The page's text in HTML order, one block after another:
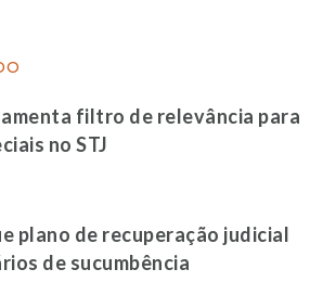
filtro de relevância para
no STJ
plano de recuperação judicial
de sucumbência